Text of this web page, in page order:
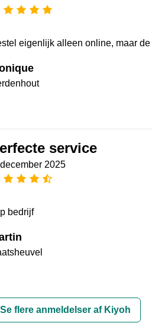
eigenlijk alleen online, maar
service
2025
bedrijf
Se flere anmeldelser af Kiyoh